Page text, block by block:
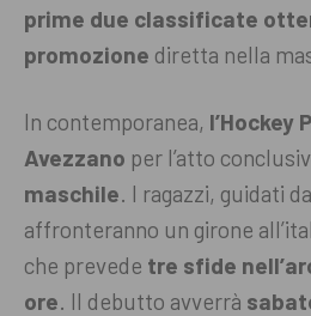
prime due classificate
promozione diretta nella
In contemporanea, l’Hockey
Avezzano per l’atto
maschile . I ragazzi, guidati
affronteranno un girone
che prevede tre sfide
ore Il debutto avverrà